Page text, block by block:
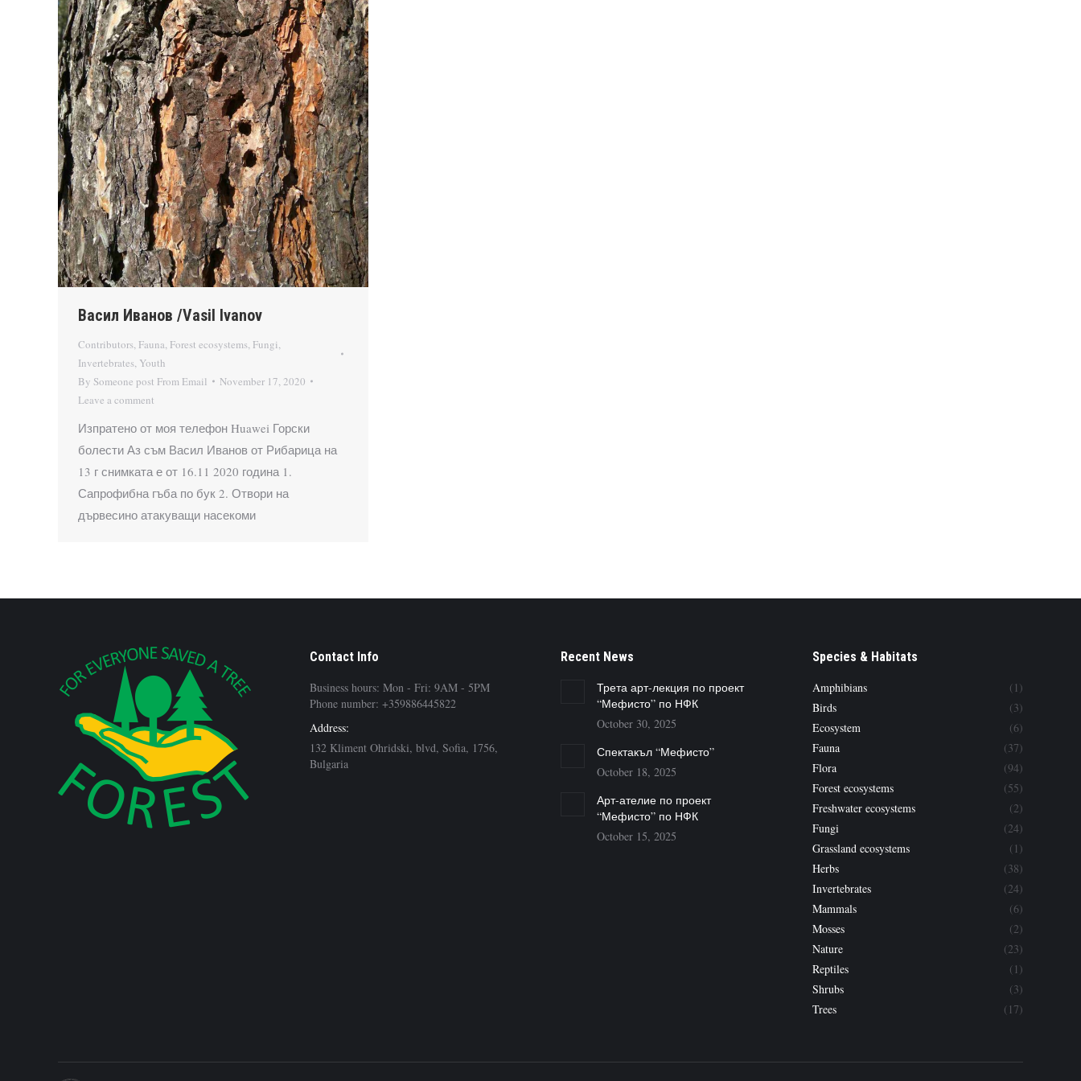
Васил Иванов /Vasil Ivanov
Contributors, Fauna, Forest ecosystems, Fungi,
Invertebrates, Youth
By Someone post From Email
November 17, 2020
Leave a comment
Изпратено от моя телефон Huawei Горски
болести Аз съм Васил Иванов от Рибарица на
13 г снимката е от 16.11 2020 година 1.
Сапрофибна гъба по бук 2. Отвори на
дървесино атакуващи насекоми
Contact Info
Business hours: Mon - Fri: 9AM - 5PM
Phone number: +359886445822
Address:
132 Kliment Ohridski, blvd, Sofia, 1756,
Bulgaria
Recent News
Трета арт-лекция по проект
“Мефисто” по НФК
October 30, 2025
Спектакъл “Мефисто”
October 18, 2025
Арт-ателие по проект
“Мефисто” по НФК
October 15, 2025
Species & Habitats
Amphibians
(1)
Birds
(3)
Ecosystem
(6)
Fauna
(37)
Flora
(94)
Forest ecosystems
(55)
Freshwater ecosystems
(2)
Fungi
(24)
Grassland ecosystems
(1)
Herbs
(38)
Invertebrates
(24)
Mammals
(6)
Mosses
(2)
Nature
(23)
Reptiles
(1)
Shrubs
(3)
Trees
(17)